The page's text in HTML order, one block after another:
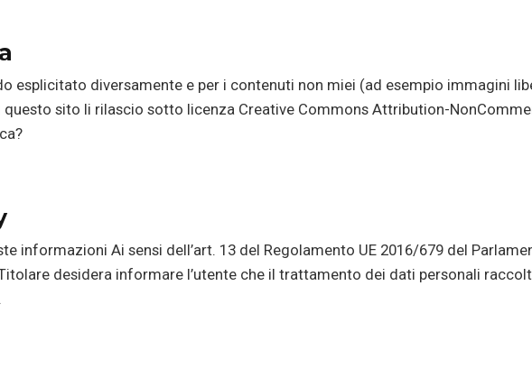
esplicitato diversamente e per i contenuti non miei (ad esempio immagini
sito li rilascio sotto licenza Creative Commons Attribution-
informazioni Ai sensi dell’art. 13 del Regolamento UE 2016/679 del
Titolare desidera informare l’utente che il trattamento dei dati personali